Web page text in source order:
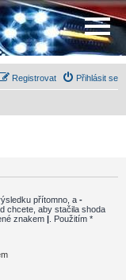
Přihlásit se
Registrovat
přítomno, a -
chcete, aby stačila shoda
znakem | . Použitím *